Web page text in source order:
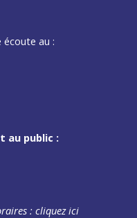
au :
au public :
:cliquez ici